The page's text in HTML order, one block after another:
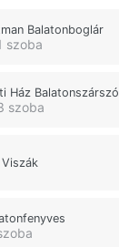
Balatonboglár
szoba
Ház Balatonszárszó
szoba